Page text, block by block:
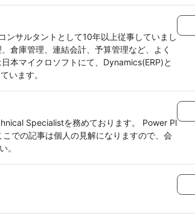
ンサルタントとして10年以上従事していまし
倉庫管理、連結会計、予算管理など、よく
本マイクロソフトにて、Dynamics(ERP)と
います。
Specialistを務めております。 Power Pl
での記事は個人の見解になりますので、会
。